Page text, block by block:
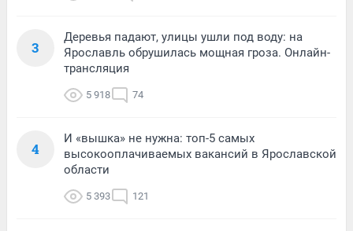
3
Деревья падают, улицы ушли под воду: на
Ярославль обрушилась мощная гроза. Онлайн-
трансляция
5 918 74
4
И «вышка» не нужна: топ-5 самых
высокооплачиваемых вакансий в Ярославской
области
5 393 121